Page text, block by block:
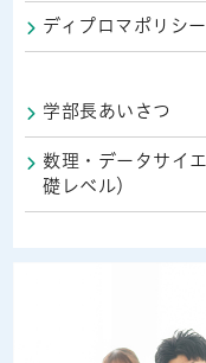
ディプロマポリシー
学部長あいさつ
数理・データサイ
礎レベル）